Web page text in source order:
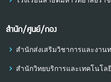
สำนัก/ศูนย์/กอง
สำนักส่งเสริมวิชาการและงาน
สำนักวิทยบริการและเทคโนโล